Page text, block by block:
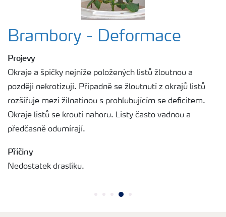
Brambory - Deformace
Projevy
Okraje a špičky nejníže položených listů žloutnou a
později nekrotizují. Případně se žloutnutí z okrajů listů
rozšiřuje mezi žilnatinou s prohlubujícím se deficitem.
Okraje listů se kroutí nahoru. Listy často vadnou a
předčasně odumírají.
Příčiny
Nedostatek draslíku.